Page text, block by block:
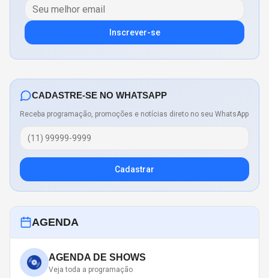
Inscrever-se
CADASTRE-SE NO WHATSAPP
Receba programação, promoções e notícias direto no seu WhatsApp
Cadastrar
AGENDA
AGENDA DE SHOWS
Veja toda a programação